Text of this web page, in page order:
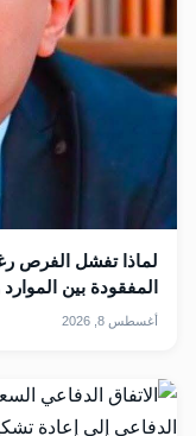
لماذا تفشل الفرص
المفقودة بين الموارد
أغسطس 8, 2026